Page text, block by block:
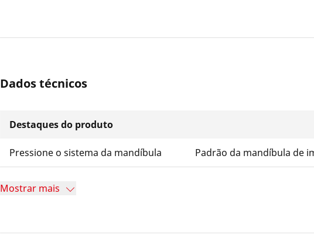
Dados técnicos
Destaques do produto
Pressione o sistema da mandíbula Padrão da mandíbula de
Mostrar mais